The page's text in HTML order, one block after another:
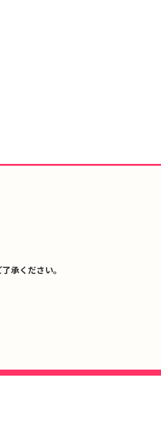
承ください。